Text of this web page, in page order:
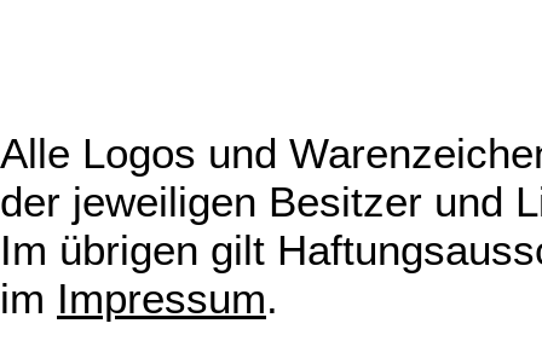
Alle Logos und
der jeweiligen Besitzer und
Im übrigen gilt
im Impressum.